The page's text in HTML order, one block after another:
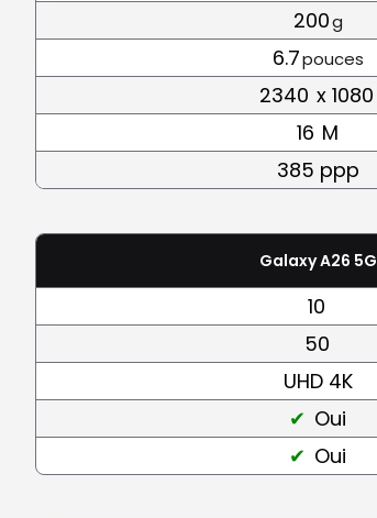
200g
6.7pouces
2340 x 1080
16 M
385 ppp
Galaxy A26 5G
10
50
UHD 4K
Oui
Oui